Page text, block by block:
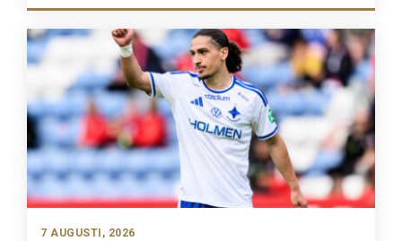
7 AUGUSTI, 2026